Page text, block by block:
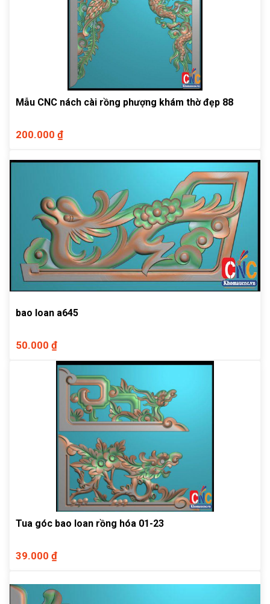
Mẫu CNC nách cài rồng phượng khám thờ đẹp 88
200.000 ₫
bao loan a645
50.000 ₫
Tua góc bao loan rồng hóa 01-23
39.000 ₫